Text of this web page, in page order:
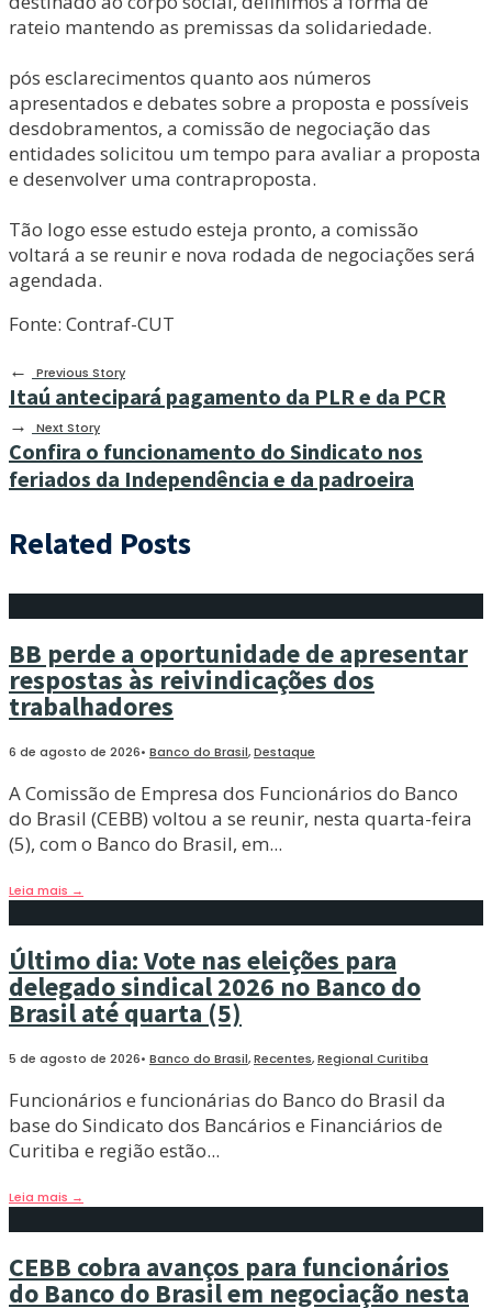
rateio mantendo as premissas da solidariedade.
pós esclarecimentos quanto aos números
apresentados e debates sobre a proposta e possíveis
desdobramentos, a comissão de negociação das
entidades solicitou um tempo para avaliar a proposta
e desenvolver uma contraproposta.
Tão logo esse estudo esteja pronto, a comissão
voltará a se reunir e nova rodada de negociações será
agendada.
Fonte: Contraf-CUT
←
Previous Story
Itaú antecipará pagamento da PLR e da PCR
→ Next Story
Confira o funcionamento do Sindicato nos
feriados da Independência e da padroeira
Related Posts
BB perde a oportunidade de apresentar
respostas às reivindicações dos
trabalhadores
6 de agosto de 2026• Banco do Brasil,Destaque
A Comissão de Empresa dos Funcionários do Banco
do Brasil (CEBB) voltou a se reunir, nesta quarta-feira
(5), com o Banco do Brasil, em...
Leia mais →
Último dia: Vote nas eleições para
delegado sindical 2026 no Banco do
Brasil até quarta (5)
5 de agosto de 2026• Banco do Brasil,Recentes,Regional Curitiba
Funcionários e funcionárias do Banco do Brasil da
base do Sindicato dos Bancários e Financiários de
Curitiba e região estão...
Leia mais →
CEBB cobra avanços para funcionários
do Banco do Brasil em negociação nesta